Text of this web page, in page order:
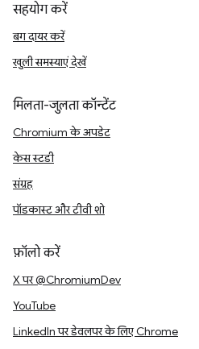
सहयोग करें
बग दायर करें
खुली समस्याएं देखें
मिलता-जुलता कॉन्टेंट
Chromium के अपडेट
केस स्टडी
संग्रह
पॉडकास्ट और टीवी शो
फ़ॉलो करें
X पर @ChromiumDev
YouTube
LinkedIn पर डेवलपर के लिए Chrome